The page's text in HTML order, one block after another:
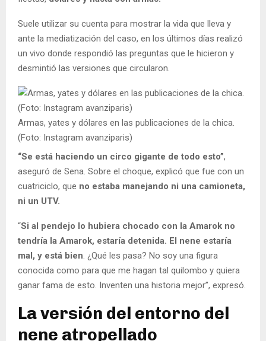
Suele utilizar su cuenta para mostrar la vida que lleva y
ante la mediatización del caso, en los últimos días realizó
un vivo donde respondió las preguntas que le hicieron y
desmintió las versiones que circularon.
Armas, yates y dólares en las publicaciones de la chica.
(Foto: Instagram avanziparis)
“Se está haciendo un circo gigante de todo esto”,
aseguró de Sena. Sobre el choque, explicó que fue con un
cuatriciclo, que no estaba manejando ni una camioneta,
ni un UTV.
“Si al pendejo lo hubiera chocado con la Amarok no
tendría la Amarok, estaría detenida. El nene estaría
mal, y está bien. ¿Qué les pasa? No soy una figura
conocida como para que me hagan tal quilombo y quiera
ganar fama de esto. Inventen una historia mejor”, expresó.
La versión del entorno del
nene atropellado